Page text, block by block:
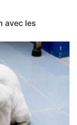
avec les